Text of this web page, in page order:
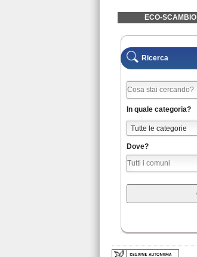
ECO-SCAMBIO
Ricerca
In quale categoria?
Dove?